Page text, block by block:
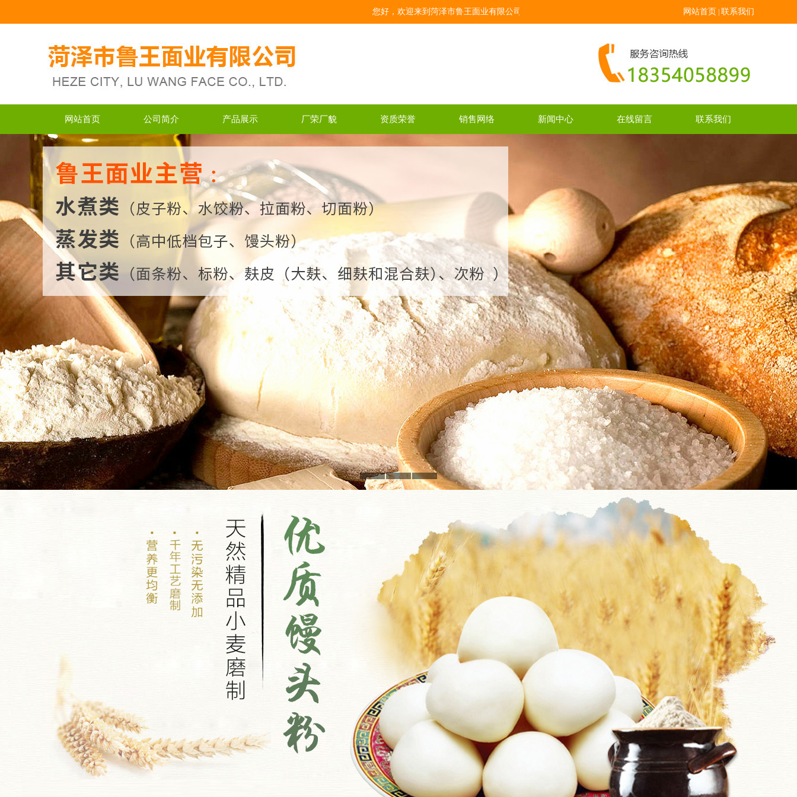
您好，欢迎来到菏泽市鲁王面业有限公司官网！！ 网站首页 联系我们
网站首页 公司简介 产品展示 厂荣厂貌 资质荣誉 销售网络 新闻中心 在线留言 联系我们
1